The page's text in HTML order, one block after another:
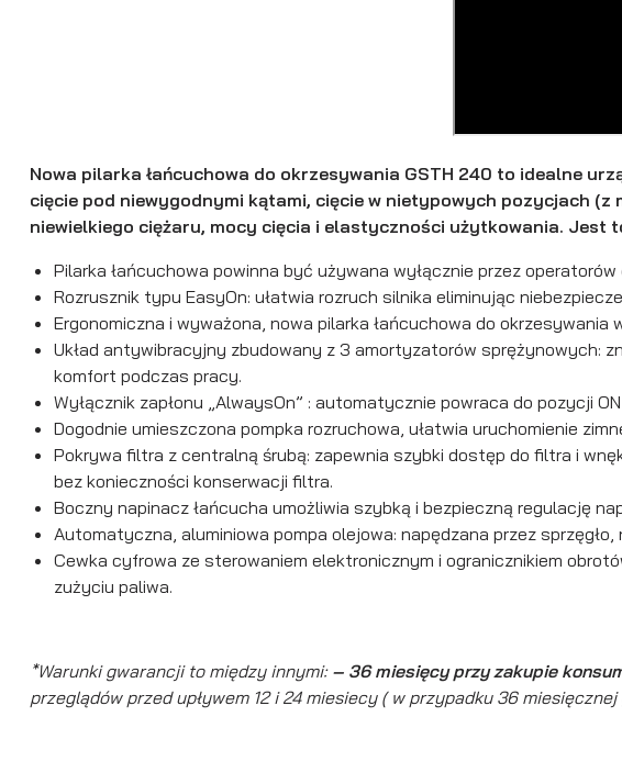
Nowa pilarka łańcuchowa do okrzesywania GSTH 240 to idealne
cięcie pod niewygodnymi kątami, cięcie w nietypowych pozycjach
niewielkiego ciężaru, mocy cięcia i elastyczności użytkowania.
Pilarka łańcuchowa powinna być używana wyłącznie przez
Rozrusznik typu EasyOn: ułatwia rozruch silnika eliminując
Ergonomiczna i wyważona, nowa pilarka łańcuchowa do
Układ antywibracyjny zbudowany z 3 amortyzatorów sprężynowych:
komfort podczas pracy.
Wyłącznik zapłonu „AlwaysOn” : automatycznie powraca do pozycji
Dogodnie umieszczona pompka rozruchowa, ułatwia uruchomienie
Pokrywa filtra z centralną śrubą: zapewnia szybki dostęp do filtra i
bez konieczności konserwacji filtra.
Boczny napinacz łańcucha umożliwia szybką i bezpieczną regulację
Automatyczna, aluminiowa pompa olejowa: napędzana przez
Cewka cyfrowa ze sterowaniem elektronicznym i ogranicznikiem
zużyciu paliwa.
*Warunki gwarancji to między innymi: – 36 miesięcy przy zakupie
przeglądów przed upływem 12 i 24 miesiecy ( w przypadku 36